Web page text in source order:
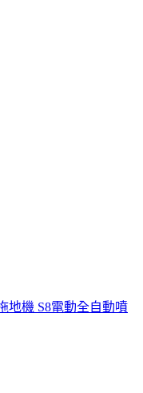
地機 S8電動全自動噴